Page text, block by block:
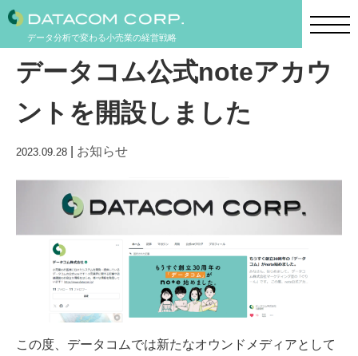
データ分析で変わる小売業の経営戦略
データコム公式noteアカウ
ントを開設しました
2023.09.28 お知らせ
この度、データコムでは新たなオウンドメディアとして